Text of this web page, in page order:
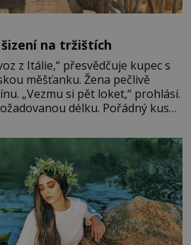
na tržištích
z Itálie,“ přesvědčuje kupec s
měšťanku. Žena pečlivě
„Vezmu si pět loket,“ prohlásí.
délku. Pořádný kus
na sukni,“ zhodnotí švadlena
„Ošidili vás, podívejte.“